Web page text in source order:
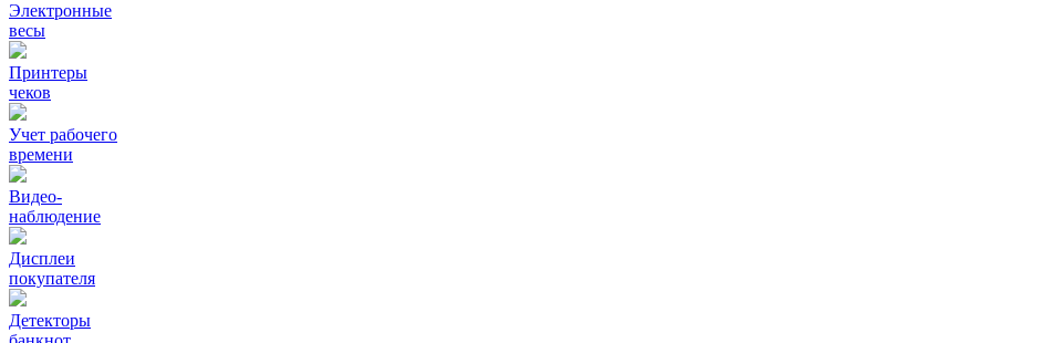
Электронные
весы
Принтеры
чеков
Учет рабочего
времени
Видео‑
наблюдение
Дисплеи
покупателя
Детекторы